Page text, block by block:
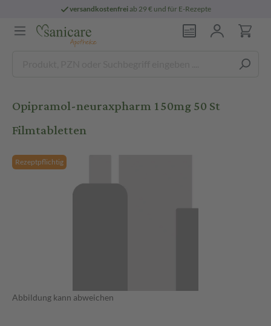
versandkostenfreiab 29 € und für E-Rezepte
Opipramol-neuraxpharm 150mg 50 St
Filmtabletten
Rezeptpflichtig
Abbildung kann abweichen